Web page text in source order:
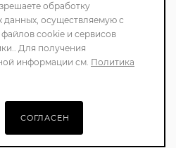
ПОЛИТИКА
КОНФИДЕНЦИАЛЬНОСТИ
обработку
данных, осуществляемую с
cookie и сервисов
Для получения
информации см. Политика
СОГЛАСЕН